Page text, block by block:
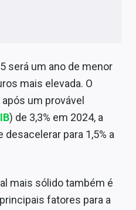
será um ano de menor
mais elevada. O
um provável
) de 3,3% em 2024, a
para 1,5% a
mais sólido também é
fatores para a